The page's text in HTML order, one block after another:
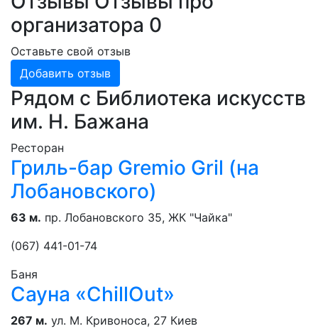
организатора 0
Оставьте свой отзыв
Добавить отзыв
Рядом с Библиотека искусств
им. Н. Бажана
Ресторан
Гриль-бар Gremio Gril (на
Лобановского)
63 м. пр. Лобановского 35, ЖК "Чайка"
(067) 441-01-74
Баня
Сауна «ChillOut»
267 м. ул. М. Кривоноса, 27 Киев